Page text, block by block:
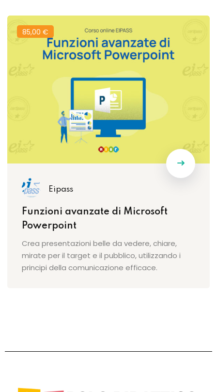
85,00 €
Eipass
Funzioni avanzate di Microsoft
Powerpoint
Crea presentazioni belle da vedere, chiare,
mirate per il target e il pubblico, utilizzando i
principi della comunicazione efficace.